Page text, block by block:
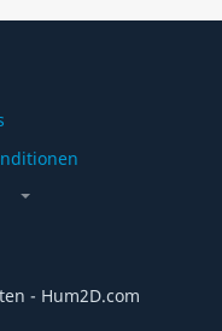
- Hum2D.com